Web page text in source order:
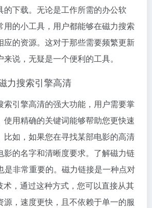
的下载。无论是工作所需的办公软
用的小工具，用户都能够在磁力搜索
应的资源。这对于那些需要频繁更新
说，无疑是一个便利的工具。
力搜索引擎高清
索引擎高清的强大功能，用户需要掌
使用精确的关键词能够帮助您更快速
比如，如果您在寻找某部电影的高清
影的名字和清晰度要求。了解磁力链
非常重要的。 磁力链接是一种点对
术，通过这种方式，您可以直接从其
源，速度更快，且不依赖于单一的服